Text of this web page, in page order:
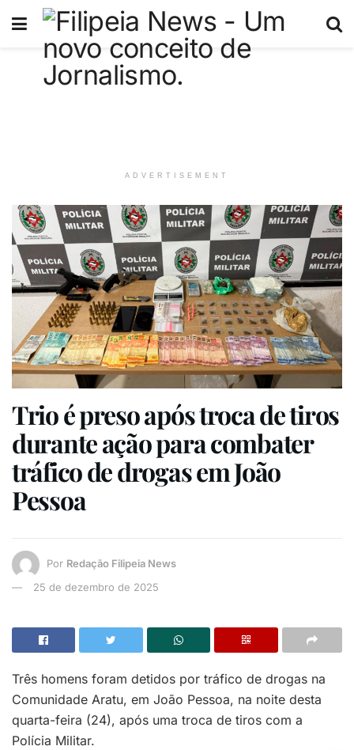
ADVERTISEMENT
Trio é preso após troca de tiros
durante ação para combater
tráfico de drogas em João
Pessoa
Por Redação Filipeia News
25 de dezembro de 2025
Três homens foram detidos por tráfico de drogas na
Comunidade Aratu, em João Pessoa, na noite desta
quarta-feira (24), após uma troca de tiros com a
Polícia Militar.